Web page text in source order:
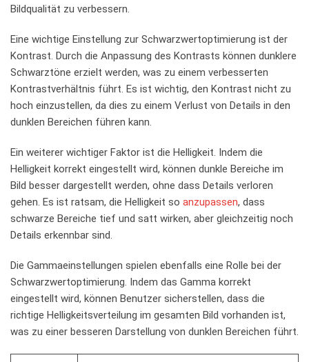
Bildqualität zu verbessern.
Eine wichtige Einstellung zur⁢ Schwarzwertoptimierung ist der
Kontrast. Durch die Anpassung des ⁣Kontrasts können dunklere
Schwarztöne erzielt werden, was ‍zu einem verbesserten⁤
Kontrastverhältnis führt. Es ist wichtig, den Kontrast nicht zu
hoch einzustellen, da dies zu ⁢einem ‌Verlust von ‍Details ‍in den
‌dunklen Bereichen führen kann.
Ein weiterer‍ wichtiger Faktor ist die Helligkeit. ⁤Indem die
Helligkeit ⁢korrekt eingestellt wird, können dunkle‌ Bereiche im
Bild besser dargestellt werden, ‍ohne‍ dass⁢ Details verloren
gehen.⁢ Es⁤ ist ratsam, die Helligkeit so anzupassen, dass
schwarze Bereiche‍ tief und⁤ satt wirken, aber gleichzeitig ​noch
Details erkennbar sind.
Die ⁣Gammaeinstellungen spielen ebenfalls eine Rolle ⁤bei‌ der​
Schwarzwertoptimierung. Indem das‌ Gamma korrekt
eingestellt wird, können​ Benutzer sicherstellen, dass die
richtige Helligkeitsverteilung im ⁢gesamten Bild vorhanden ist,​
was zu einer⁢ besseren Darstellung​ von dunklen‌ Bereichen​ führt.